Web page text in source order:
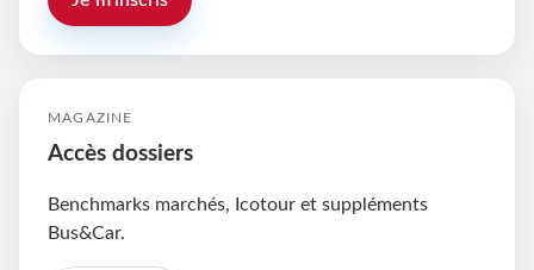
MAGAZINE
Accès dossiers
Benchmarks marchés, Icotour et suppléments
Bus&Car.